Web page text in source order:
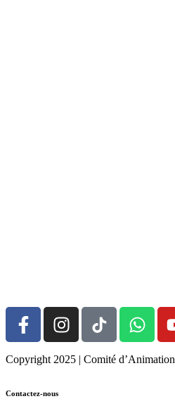
Copyright 2025 | Comité d’Animation
Contactez-nous